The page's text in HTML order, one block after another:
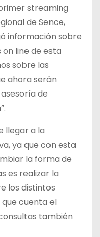
streaming
de Sence,
información sobre
line de esta
sobre las
ahora serán
de
llegar a la
ya que con esta
la forma de
es realizar la
los distintos
cuenta el
también